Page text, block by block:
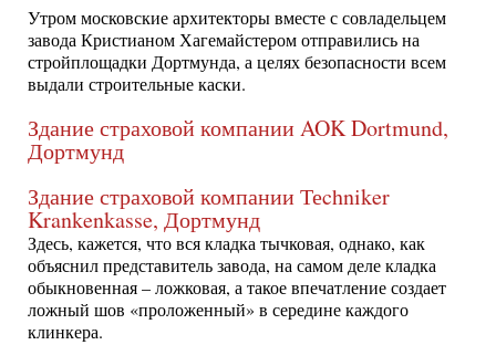
Утром московские архитекторы вместе с совладельцем
завода Кристианом Хагемайстером отправились на
стройплощадки Дортмунда, а целях безопасности всем
выдали строительные каски.
Здание страховой компании AOK Dortmund,
Дортмунд
Здание страховой компании Теchniker
Krankenkasse, Дортмунд
Здесь, кажется, что вся кладка тычковая, однако, как
объяснил представитель завода, на самом деле кладка
обыкновенная – ложковая, а такое впечатление создает
ложный шов «проложенный» в середине каждого
клинкера.